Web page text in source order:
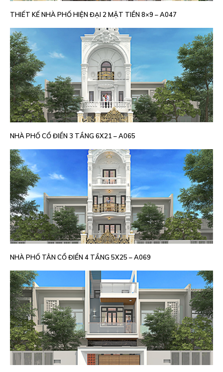
THIẾT KẾ NHÀ PHỐ HIỆN ĐẠI 2 MẶT TIỀN 8×9 – A047
NHÀ PHỐ CỔ ĐIỂN 3 TẦNG 6X21 – A065
NHÀ PHỐ TÂN CỔ ĐIỂN 4 TẦNG 5X25 – A069